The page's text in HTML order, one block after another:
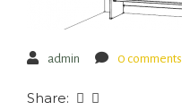
admin 0 comments
Share: